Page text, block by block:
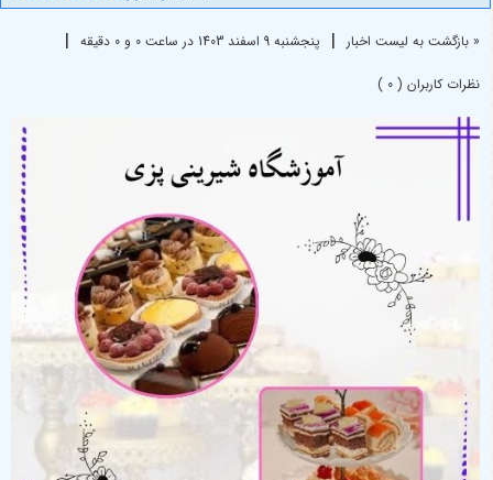
« بازگشت به لیست اخبار | پنجشنبه 9 اسفند 1403 در ساعت 0 و 0 دقیقه |
نظرات کاربران ( 0 )